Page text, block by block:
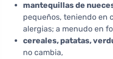
mantequillas de
pequeños, teniendo en
alergias; a menudo en
cereales, patatas,
no cambia,